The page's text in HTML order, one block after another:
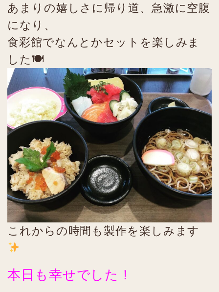
あまりの嬉しさに帰り道、急激に空腹
になり、
食彩館でなんとかセットを楽しみま
した🍽
これからの時間も製作を楽しみます
本日も幸せでした！